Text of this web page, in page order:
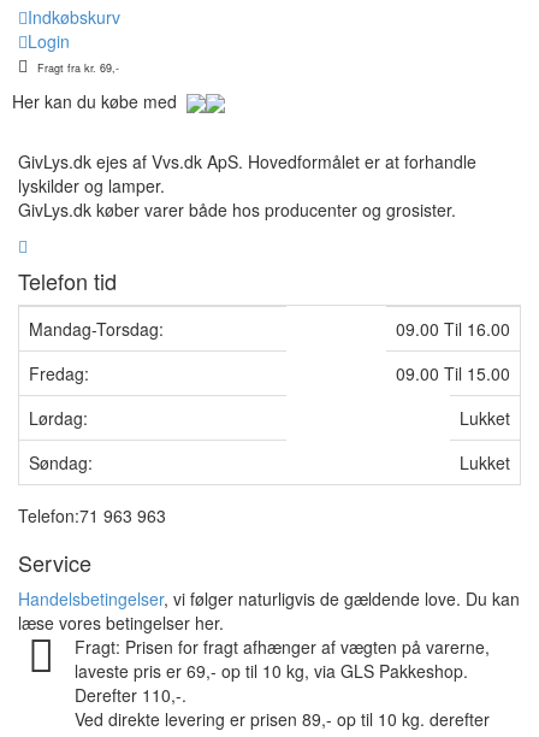
Indkøbskurv
Login
Fragt fra kr. 69,-
Her kan du købe med
GivLys.dk ejes af Vvs.dk ApS. Hovedformålet er at forhandle
lyskilder og lamper.
GivLys.dk køber varer både hos producenter og grosister.
Telefon tid
Mandag-Torsdag:
09.00 Til 16.00
Fredag:
09.00 Til 15.00
Lørdag:
Lukket
Søndag:
Lukket
Telefon:71 963 963
Service
Handelsbetingelser, vi følger naturligvis de gældende love. Du kan
læse vores betingelser her.
Fragt: Prisen for fragt afhænger af vægten på varerne,
laveste pris er 69,- op til 10 kg, via GLS Pakkeshop.
Derefter 110,-.
Ved direkte levering er prisen 89,- op til 10 kg. derefter